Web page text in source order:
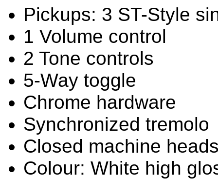
Pickups: 3 ST-Style
1 Volume control
2 Tone controls
5-Way toggle
Chrome hardware
Synchronized tremolo
Closed machine
Colour: White high